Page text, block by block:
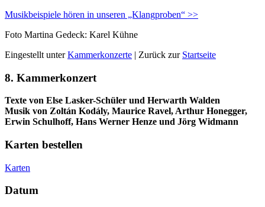
Musikbeispiele hören in unseren „Klangproben“ >>
Foto Martina Gedeck: Karel Kühne
Eingestellt unterKammerkonzerte | Zurück zur Startseite
8. Kammerkonzert
Texte von Else Lasker-Schüler und Herwarth Walden
Musik von Zoltán Kodály, Maurice Ravel, Arthur Honegger,
Erwin Schulhoff, Hans Werner Henze und Jörg Widmann
Karten bestellen
Karten
Datum